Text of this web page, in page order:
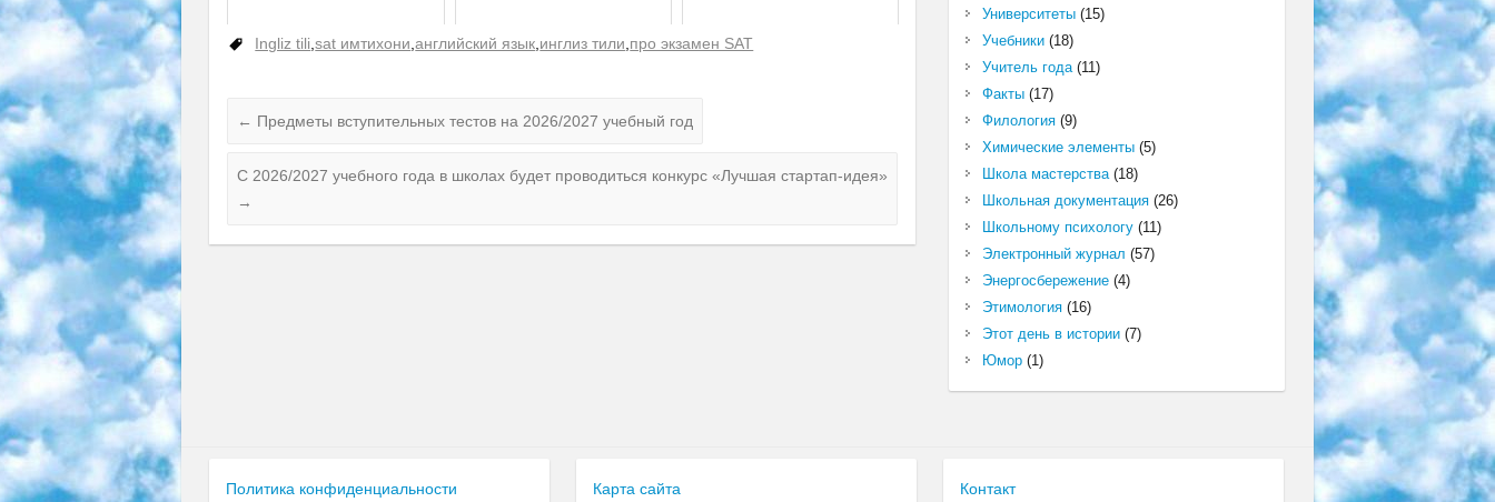
Ingliz tili,sat имтихони,английский язык,инглиз тили,про экзамен SAT
← Предметы вступительных тестов на 2026/2027 учебный год
С 2026/2027 учебного года в школах будет проводиться конкурс «Лучшая стартап-идея»
→
Университеты(15)
Учебники(18)
Учитель года(11)
Факты(17)
Филология(9)
Химические элементы(5)
Школа мастерства(18)
Школьная документация(26)
Школьному психологу(11)
Электронный журнал (57)
Энергосбережение(4)
Этимология(16)
Этот день в истории(7)
Юмор(1)
Политика конфиденциальности Карта сайта Контакт